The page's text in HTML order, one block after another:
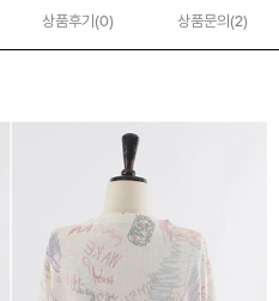
상품후기(0) 상품문의 (2)